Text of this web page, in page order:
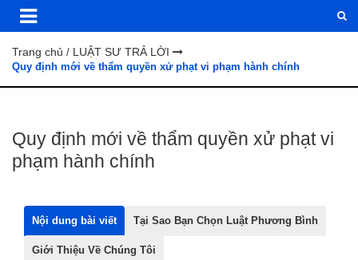
Trang chủ / LUẬT SƯ TRẢ LỜI
Quy định mới về thẩm quyền xử phạt vi phạm hành chính
Quy định mới về thẩm quyền xử phạt vi
phạm hành chính
Nội dung bài viết Tại Sao Bạn Chọn Luật Phương Bình
Giới Thiệu Về Chúng Tôi